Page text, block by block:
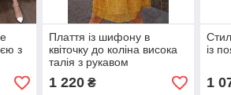
з
Плаття із шифону в
квіточку до коліна висока
талія з рукавом
1 220₴
із
1